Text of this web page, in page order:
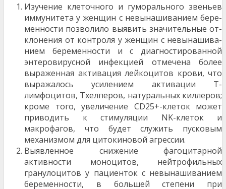
Изучение клеточного и гуморального звеньев
иммунитета у женщин с невынашиванием бере­
менности позволило выявить значительные от­
клонения от контроля у женщин с невынашива­
нием беременности и с диагностированной
энтеровирусной инфекцией отмечена более
выра­женная активация лейкоцитов крови, что
выра­жалось усилением активации Т-
лимфоцитов, Тхелперов, натуральных киллеров;
кроме того, увеличение CD25+-клеток может
приводить к стимуляции NK-клеток и
макрофагов, что будет служить пусковым
механизмом для цитокиновой агрессии.
Выявленное снижение фагоцитарной
активности моноцитов, нейтрофильных
гранулоцитов у па­циенток с невынашиванием
беременности, в большей степени при